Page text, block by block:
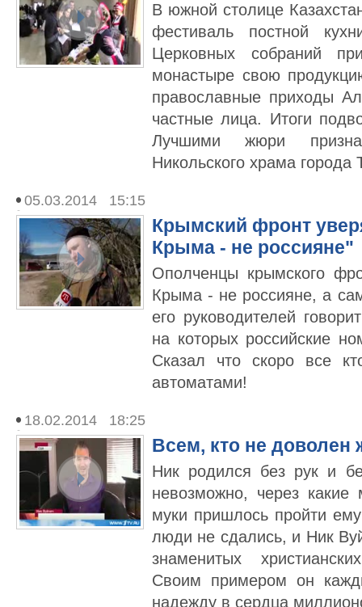
В южной столице
фестиваль постной
Церковных собраний
монастыре свою
православные приходы
частные лица. Итоги
Лучшими жюри
Никольского храма города
05.03.2014 15:15
Крымский фронт
Крыма - не россияне"
Ополченцы крымского
Крыма - не россияне, а
его руководителей
на которых российские
Сказал что скоро все
автоматами!
18.02.2014 18:25
Всем, кто не доволен
Ник родился без рук и
невозможно, через
муки пришлось пройти
люди не сдались, и Ник
знаменитых
Своим примером он
надежду в сердца